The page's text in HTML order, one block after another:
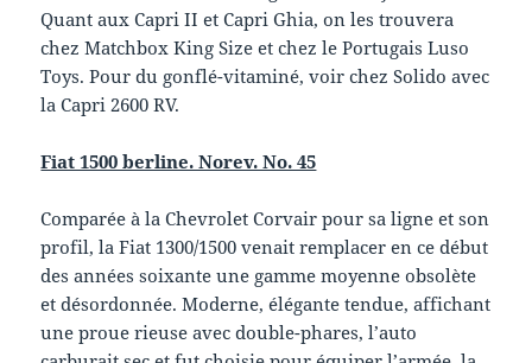
Quant aux Capri II et Capri Ghia, on les trouvera
chez Matchbox King Size et chez le Portugais Luso
Toys. Pour du gonflé-vitaminé, voir chez Solido avec
la Capri 2600 RV.
Fiat 1500 berline. Norev. No. 45
Comparée à la Chevrolet Corvair pour sa ligne et son
profil, la Fiat 1300/1500 venait remplacer en ce début
des années soixante une gamme moyenne obsolète
et désordonnée. Moderne, élégante tendue, affichant
une proue rieuse avec double-phares, l’auto